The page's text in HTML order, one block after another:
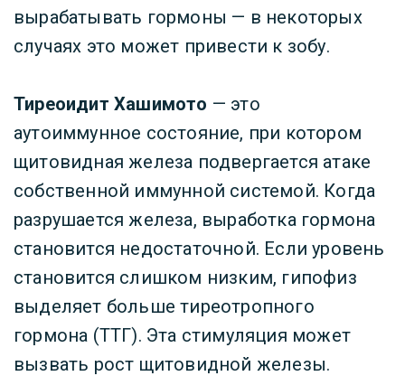
вырабатывать гормоны — в некоторых
случаях это может привести к зобу.
Тиреоидит Хашимото — это
аутоиммунное состояние, при котором
щитовидная железа подвергается атаке
собственной иммунной системой. Когда
разрушается железа, выработка гормона
становится недостаточной. Если уровень
становится слишком низким, гипофиз
выделяет больше тиреотропного
гормона (ТТГ). Эта стимуляция может
вызвать рост щитовидной железы.